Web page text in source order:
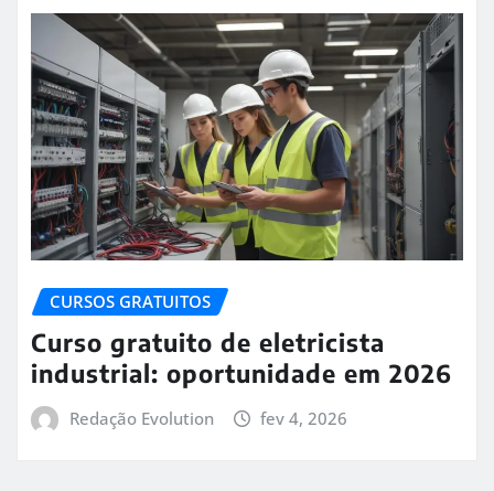
CURSOS GRATUITOS
Curso gratuito de eletricista
industrial: oportunidade em 2026
Redação Evolution fev 4, 2026